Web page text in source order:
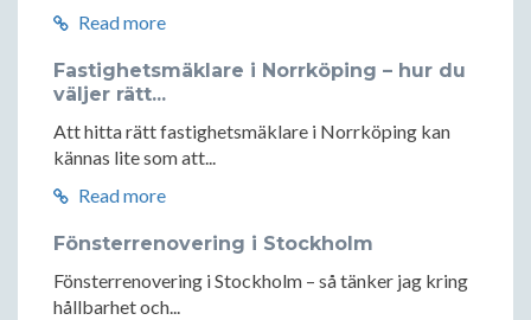
Read more
Fastighetsmäklare i Norrköping – hur du
väljer rätt...
Att hitta rätt fastighetsmäklare i Norrköping kan
kännas lite som att...
Read more
Fönsterrenovering i Stockholm
Fönsterrenovering i Stockholm – så tänker jag kring
hållbarhet och...